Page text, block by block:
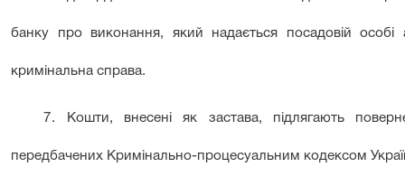
банку про виконання, який надається посадовій
кримінальна справа.
7. Кошти, внесені як застава, підлягають
передбачених Кримінально-процесуальним кодексом